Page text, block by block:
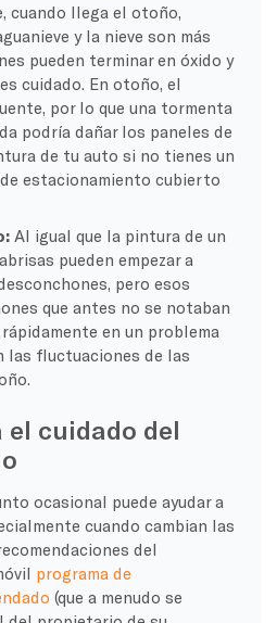
cuando llega el otoño,
y la nieve son más
pueden terminar en óxido y
cuidado. En otoño, el
por lo que una tormenta
podría dañar los paneles de
de tu auto si no tienes un
estacionamiento cubierto
Al igual que la pintura de un
pueden empezar a
pero esos
que antes no se notaban
en un problema
las fluctuaciones de las
el cuidado del
ocasional puede ayudar a
cuando cambian las
del
programa de
(que a menudo se